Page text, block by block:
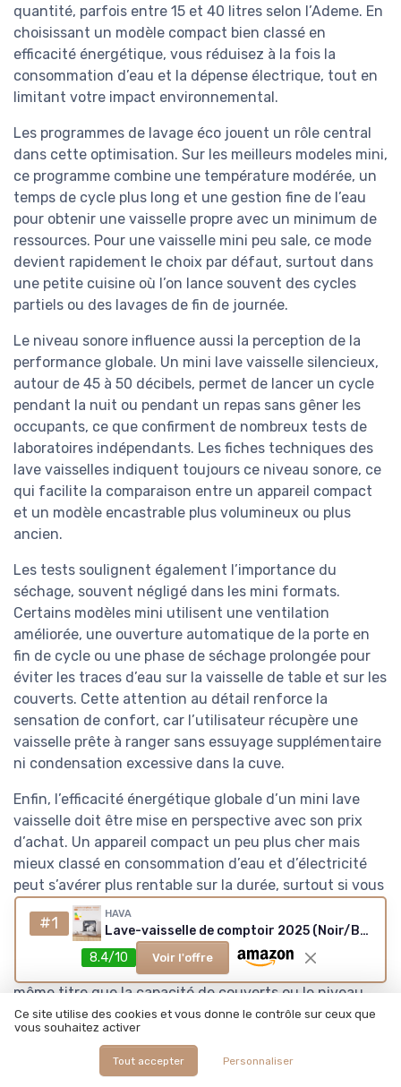
quantité, parfois entre 15 et 40 litres selon l’Ademe. En
choisissant un modèle compact bien classé en
efficacité énergétique, vous réduisez à la fois la
consommation d’eau et la dépense électrique, tout en
limitant votre impact environnemental.
Les programmes de lavage éco jouent un rôle central
dans cette optimisation. Sur les meilleurs modeles mini,
ce programme combine une température modérée, un
temps de cycle plus long et une gestion fine de l’eau
pour obtenir une vaisselle propre avec un minimum de
ressources. Pour une vaisselle mini peu sale, ce mode
devient rapidement le choix par défaut, surtout dans
une petite cuisine où l’on lance souvent des cycles
partiels ou des lavages de fin de journée.
Le niveau sonore influence aussi la perception de la
performance globale. Un mini lave vaisselle silencieux,
autour de 45 à 50 décibels, permet de lancer un cycle
pendant la nuit ou pendant un repas sans gêner les
occupants, ce que confirment de nombreux tests de
laboratoires indépendants. Les fiches techniques des
lave vaisselles indiquent toujours ce niveau sonore, ce
qui facilite la comparaison entre un appareil compact
et un modèle encastrable plus volumineux ou plus
ancien.
Les tests soulignent également l’importance du
séchage, souvent négligé dans les mini formats.
Certains modèles mini utilisent une ventilation
améliorée, une ouverture automatique de la porte en
fin de cycle ou une phase de séchage prolongée pour
éviter les traces d’eau sur la vaisselle de table et sur les
couverts. Cette attention au détail renforce la
sensation de confort, car l’utilisateur récupère une
vaisselle prête à ranger sans essuyage supplémentaire
ni condensation excessive dans la cuve.
Enfin, l’efficacité énergétique globale d’un mini lave
vaisselle doit être mise en perspective avec son prix
d’achat. Un appareil compact un peu plus cher mais
mieux classé en consommation d’eau et d’électricité
peut s’avérer plus rentable sur la durée, surtout si vous
lancez plusieurs cycles de lavage par semaine. Pour un
consommateur attentif à son budget et à son impact
environnemental, ce compromis entre prix, eau cycle et
efficacité énergétique devient un critère décisif, au
même titre que la capacité de couverts ou le niveau
sonore.
Prix, rapport qualité prix et avis
#1 HAVA
Lave-vaisselle de comptoir 2025 (Noir/Blanc)
8.4/10
Voir l'offre
Ce site utilise des cookies et vous donne le contrôle sur ceux que
vous souhaitez activer
Tout accepter Personnaliser